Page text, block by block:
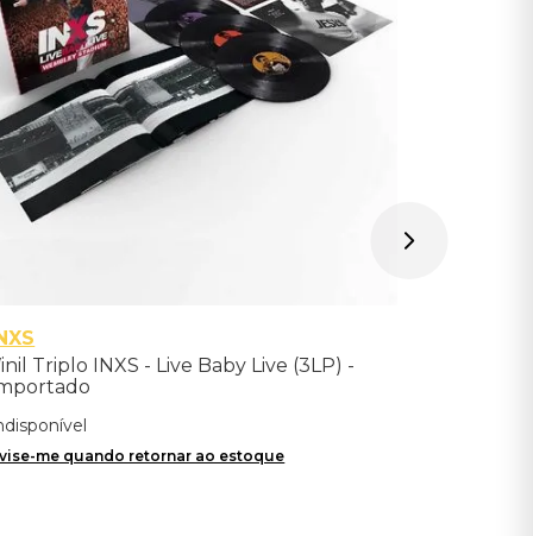
Triplo INXS - Live Baby Live (3LP) -
me quando retornar ao estoque